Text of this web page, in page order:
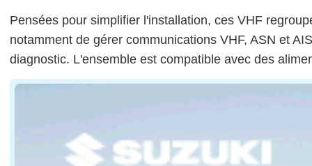
Pensées pour simplifier l'installation, ces VHF
notamment de gérer communications VHF, ASN et
diagnostic. L'ensemble est compatible avec des